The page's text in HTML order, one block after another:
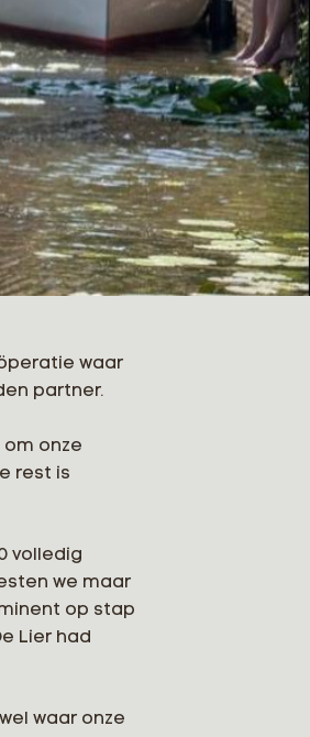
waar
partner.
om onze
rest is
volledig
we maar
op stap
Lier had
waar onze